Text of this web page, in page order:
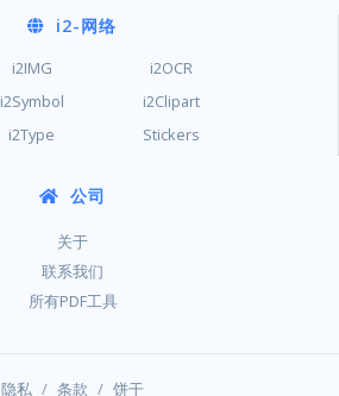
i2-网络
i2IMG
i2OCR
i2Symbol
i2Clipart
i2Type Stickers
公司
关于
联系我们
所有PDF工具
隐私 / 条款 / 饼干